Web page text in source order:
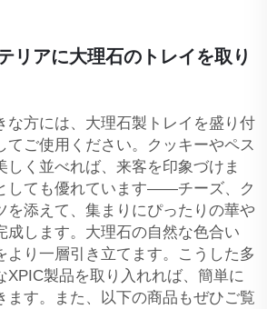
リアに大理石のトレイを取り
な方には、大理石製トレイを盛り付
てご使用ください。クッキーやペス
しく並べれば、来客を印象づけま
しても優れています——チーズ、ク
を添えて、集まりにぴったりの華や
成します。大理石の自然な色合い
より一層引き立てます。こうした多
XPIC製品を取り入れれば、簡単に
ます。また、以下の商品もぜひご覧